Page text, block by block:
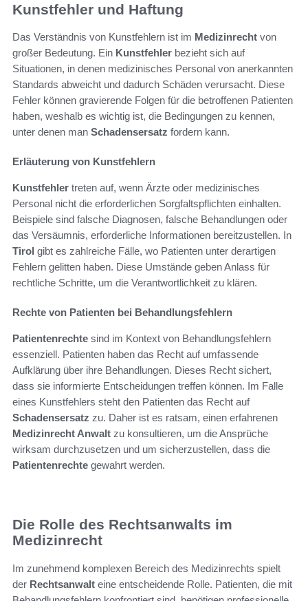
Kunstfehler und Haftung
Das Verständnis von Kunstfehlern ist im Medizinrecht von
großer Bedeutung. Ein Kunstfehler bezieht sich auf
Situationen, in denen medizinisches Personal von anerkannten
Standards abweicht und dadurch Schäden verursacht. Diese
Fehler können gravierende Folgen für die betroffenen Patienten
haben, weshalb es wichtig ist, die Bedingungen zu kennen,
unter denen man Schadensersatz fordern kann.
Erläuterung von Kunstfehlern
Kunstfehler treten auf, wenn Ärzte oder medizinisches
Personal nicht die erforderlichen Sorgfaltspflichten einhalten.
Beispiele sind falsche Diagnosen, falsche Behandlungen oder
das Versäumnis, erforderliche Informationen bereitzustellen. In
Tirol gibt es zahlreiche Fälle, wo Patienten unter derartigen
Fehlern gelitten haben. Diese Umstände geben Anlass für
rechtliche Schritte, um die Verantwortlichkeit zu klären.
Rechte von Patienten bei Behandlungsfehlern
Patientenrechte sind im Kontext von Behandlungsfehlern
essenziell. Patienten haben das Recht auf umfassende
Aufklärung über ihre Behandlungen. Dieses Recht sichert,
dass sie informierte Entscheidungen treffen können. Im Falle
eines Kunstfehlers steht den Patienten das Recht auf
Schadensersatz zu. Daher ist es ratsam, einen erfahrenen
Medizinrecht Anwalt zu konsultieren, um die Ansprüche
wirksam durchzusetzen und um sicherzustellen, dass die
Patientenrechte gewahrt werden.
Die Rolle des Rechtsanwalts im
Medizinrecht
Im zunehmend komplexen Bereich des Medizinrechts spielt
der Rechtsanwalt eine entscheidende Rolle. Patienten, die mit